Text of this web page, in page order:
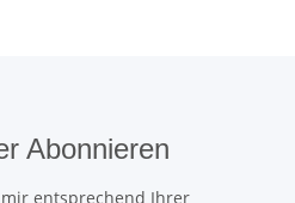
Abonnieren
entsprechend Ihrer